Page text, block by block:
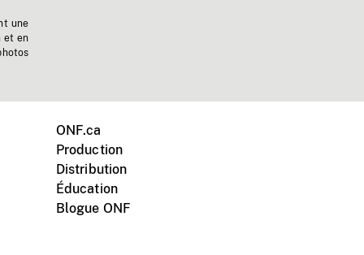
une
et en
ONF.ca
Production
Distribution
Éducation
Blogue ONF